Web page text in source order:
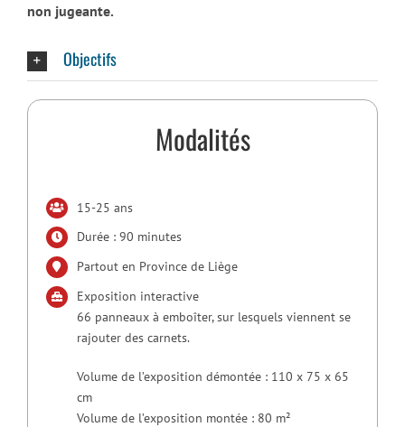
non jugeante.
Objectifs
Modalités
15-25 ans
Durée : 90 minutes
Partout en Province de Liège
Exposition interactive
66 panneaux à emboîter, sur lesquels viennent se
rajouter des carnets.
Volume de l’exposition démontée : 110 x 75 x 65
cm
Volume de l’exposition montée : 80 m²